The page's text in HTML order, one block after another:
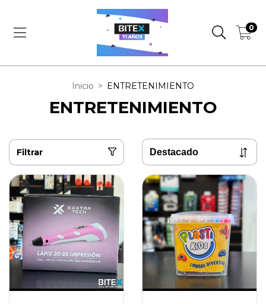
0
Inicio > ENTRETENIMIENTO
ENTRETENIMIENTO
Filtrar